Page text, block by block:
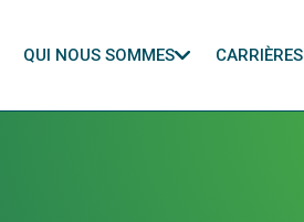
QUI NOUS SOMMES CARRIÈRES